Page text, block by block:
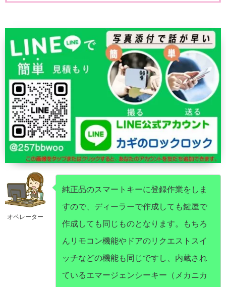
オペレーター
純正品のスマートキーに登録作業をしま
すので、ディーラーで作成しても鍵屋で
作成しても同じものとなります。もちろ
んリモコン機能やドアのリクエストスイ
ッチなどの機能も同じですし、内蔵され
ているエマージェンシーキー（メカニカ